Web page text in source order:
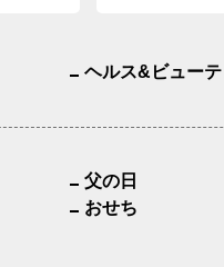
ヘルス&ビュー
父の日
おせち